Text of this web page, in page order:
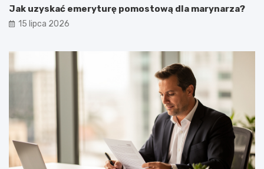
Jak uzyskać emeryturę pomostową dla marynarza?
15 lipca 2026